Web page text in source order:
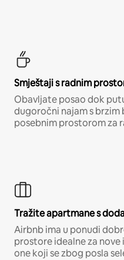
Smještaji s radnim
Obavljate posao dok
dugoročni najam s
posebnim prostorom za
Tražite apartmane s
Airbnb ima u ponudi
prostore idealne za
one koji se zbog posla